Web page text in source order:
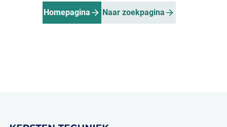
Homepagina Naar zoekpagina